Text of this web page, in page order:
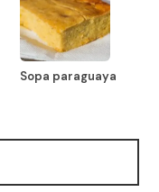
Sopa paraguaya